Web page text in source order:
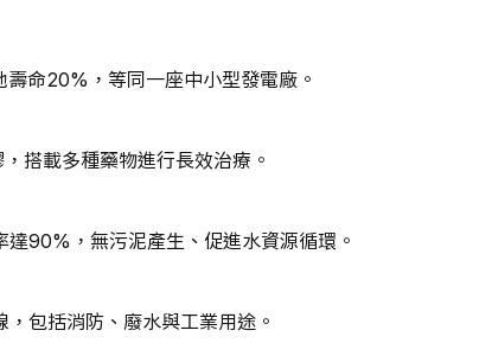
命20%，等同一座中小型發電廠。
搭載多種藥物進行長效治療。
90%，無污泥產生、促進水資源循環。
包括消防、廢水與工業用途。